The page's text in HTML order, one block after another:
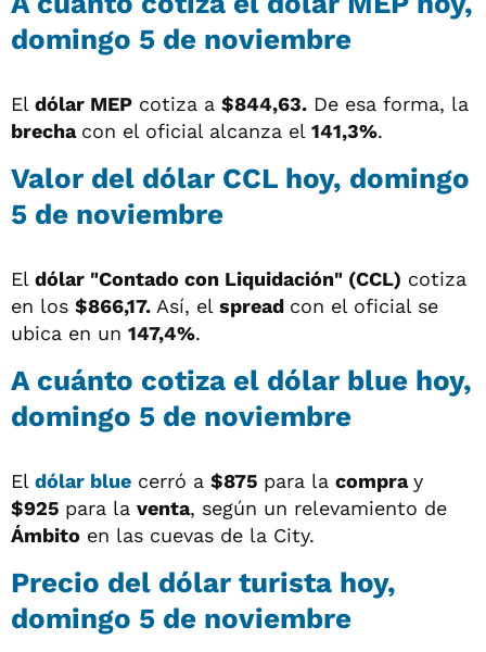
domingo 5 de noviembre
El dólar MEP cotiza a $844,63. De esa forma, la
brecha con el oficial alcanza el 141,3%.
Valor del dólar CCL hoy, domingo
5 de noviembre
El dólar "Contado con Liquidación" (CCL) cotiza
en los $866,17. Así, el spread con el oficial se
ubica en un 147,4%.
A cuánto cotiza el dólar blue hoy,
domingo 5 de noviembre
El dólar blue cerró a $875 para la compray
$925 para la venta, según un relevamiento de
Ámbito en las cuevas de la City.
Precio del dólar turista hoy,
domingo 5 de noviembre